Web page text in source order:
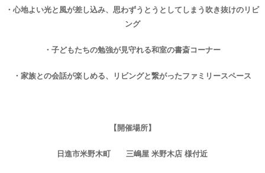
・心地よい光と風が差し込み、思わずうとうとしてしまう吹き抜けのリビ
ング
・子どもたちの勉強が見守れる和室の書斎コーナー
・家族との会話が楽しめる、リビングと繋がったファミリースペース
【開催場所】
日進市米野木町 三嶋屋 米野木店 様付近